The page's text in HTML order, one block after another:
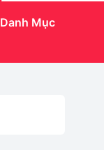
Danh Mục